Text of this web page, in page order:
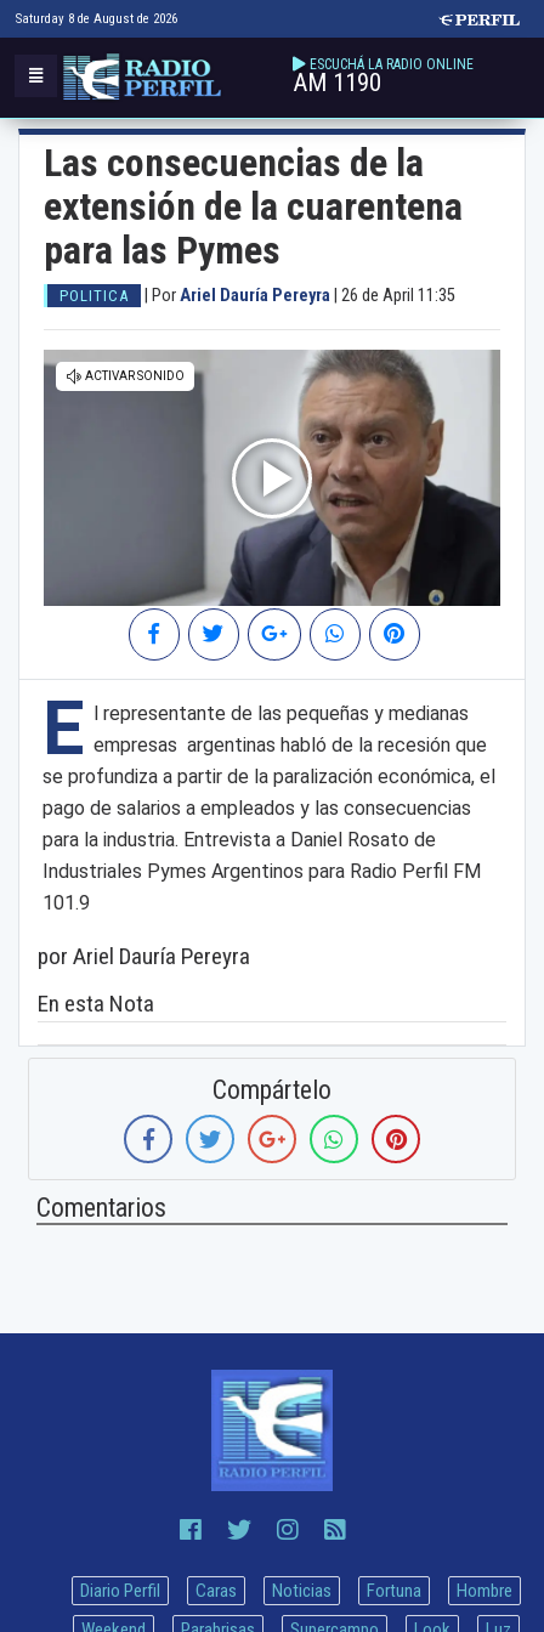
Saturday 8 de August de 2026
ESCUCHÁ LA RADIO ONLINE
AM 1190
Las consecuencias de la
extensión de la cuarentena
para las Pymes
POLITICA PorAriel Dauría Pereyra 26 de April 11:35
E l representante de las pequeñas y medianas
empresas argentinas habló de la recesión que
se profundiza a partir de la paralización económica, el
pago de salarios a empleados y las consecuencias
para la industria. Entrevista a Daniel Rosato de
Industriales Pymes Argentinos para Radio Perfil FM
101.9
por Ariel Dauría Pereyra
En esta Nota
Compártelo
Comentarios
Diario Perfil Caras Noticias Fortuna
Hombre